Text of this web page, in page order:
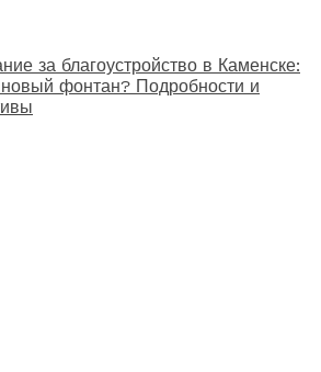
за благоустройство в Каменске:
новый фонтан? Подробности и